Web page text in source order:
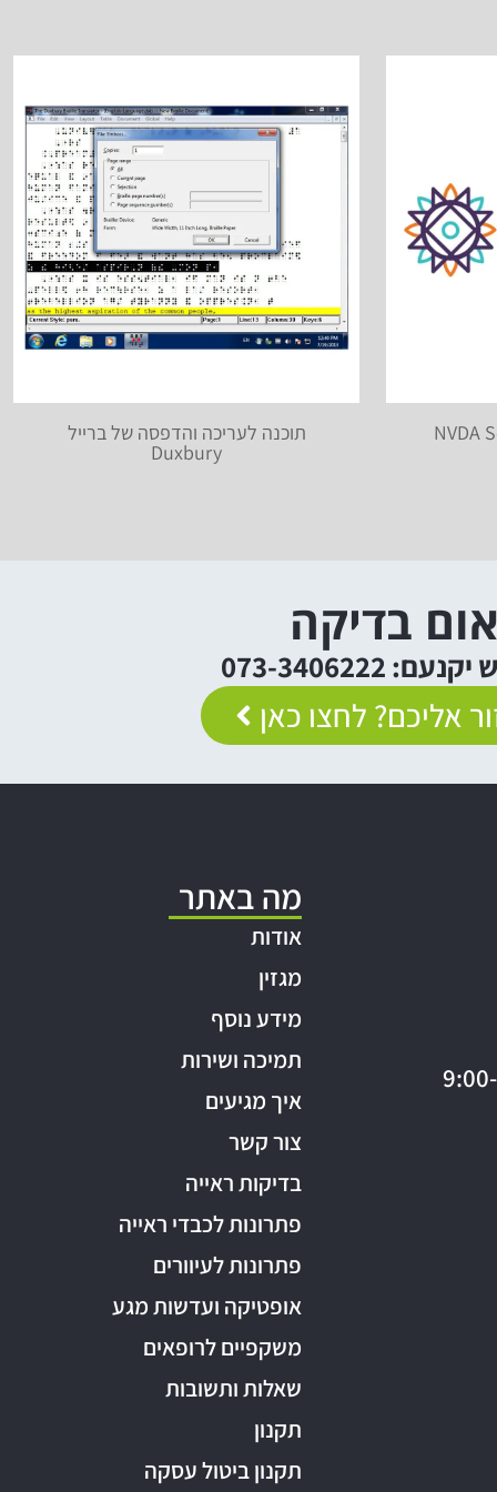
תוכנה לעריכה והדפסה של ברייל
Duxbury
בדיקה
073-3406222
אליכם? לחצו כאן
מה באתר
אודות
מגזין
מידע נוסף
תמיכה ושירות
איך מגיעים
צור קשר
בדיקות ראייה
פתרונות לכבדי ראייה
פתרונות לעיוורים
אופטיקה ועדשות מגע
משקפיים לרופאים
שאלות ותשובות
תקנון
תקנון ביטול עסקה